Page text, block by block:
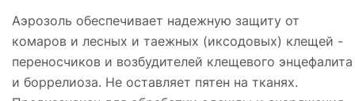
Аэрозоль обеспечивает надежную защиту от
комаров и лесных и таежных (иксодовых) клещей -
переносчиков и возбудителей клещевого энцефалита
и боррелиоза. Не оставляет пятен на тканях.